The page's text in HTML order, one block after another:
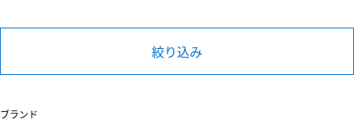
絞り込み
ブランド